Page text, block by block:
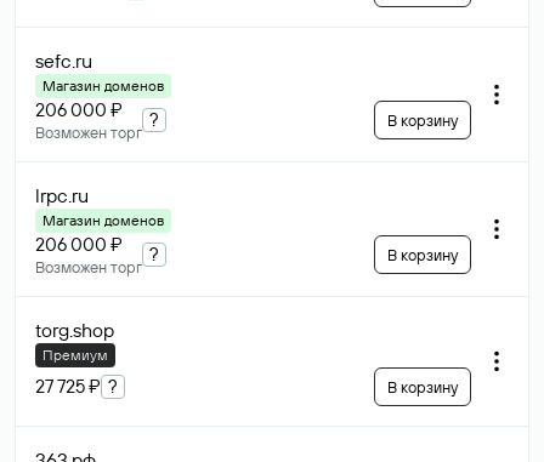
sefc.ru
Магазин доменов
206 000 ₽
Возможен торг
? В корзину
lrpc.ru
Магазин доменов
206 000 ₽
Возможен торг
? В корзину
torg.shop
Премиум
27 725 ₽ ? В корзину